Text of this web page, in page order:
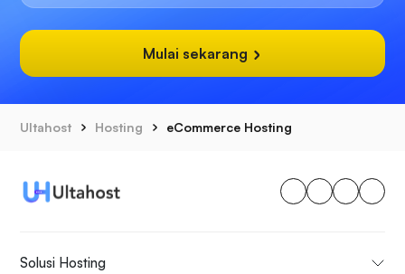
Mulai sekarang
Ultahost Hosting eCommerce Hosting
Solusi Hosting